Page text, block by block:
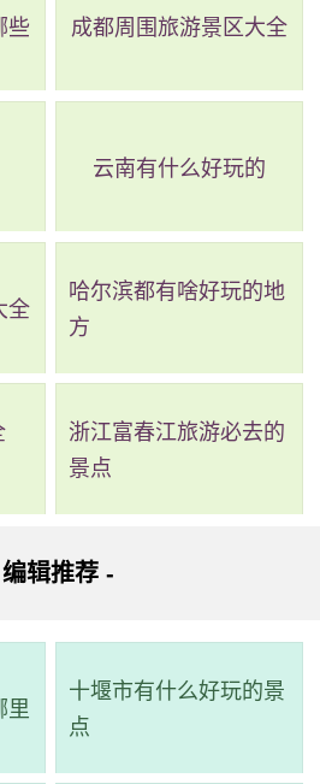
泽区泉山路
高，山脉绵延20公里，象形岩
些 成都周围旅游景区大全
云南有什么好玩的
全
哈尔滨都有啥好玩的地
方
浙江富春江旅游必去的
景点
辑推荐 -
里
十堰市有什么好玩的景
点